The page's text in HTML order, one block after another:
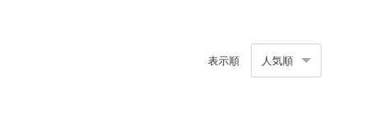
表示順 人気順